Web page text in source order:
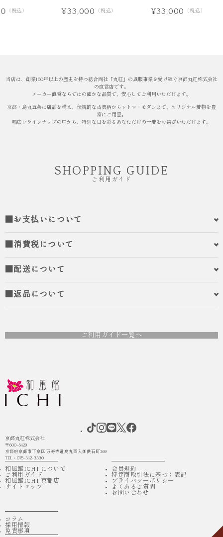
（税込） ¥33,000 （税込） ¥33,000 （税込）
当店は、創業160年以上の歴史を持つ総合商社「丸紅」の呉服事業を受け継ぐ京都丸紅株式会社
の直営店です。
メーカー直営ならではの確かな品質で、安心してご利用いただけます。
京都・烏丸五条に店舗を構え、伝統的な古典柄からレトロ・モダンまで、オリジナル着物を豊
富にご用意。
幅広いラインナップの中から、特別な日を彩るあなただけの一着をお選びいただけます。
SHOPPING GUIDE
ご利用ガイド
■お支払いについて
■消費税について
■配送について
■返品について
ご利用ガイド一覧へ
京都丸紅株式会社
〒600-8429
京都府京都市下京区 万寿寺通烏丸西入御供石町369
TEL：075-342-3330
和風館ICHI について
ご利用ガイド
和風館ICHI 京都店
サイトマップ
会員規約
特定商取引法に基づく表記
プライバシーポリシー
よくあるご質問
お問い合わせ
コラム
採用情報
免責事項